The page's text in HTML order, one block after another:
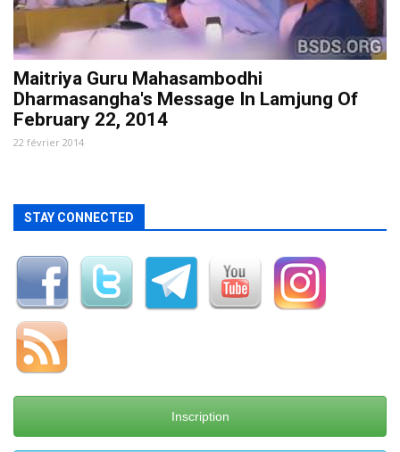
Maitriya Guru Mahasambodhi
Dharmasangha's Message In Lamjung Of
February 22, 2014
22 février 2014
STAY CONNECTED
Inscription